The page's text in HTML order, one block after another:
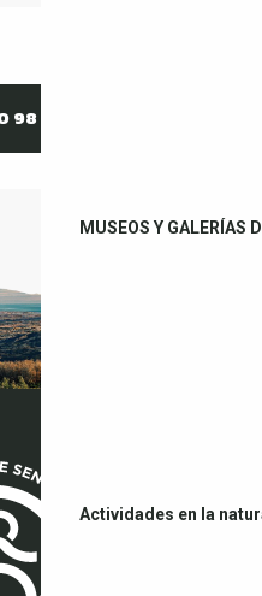
MUSEOS Y GALERÍAS
Actividades en la
98 95